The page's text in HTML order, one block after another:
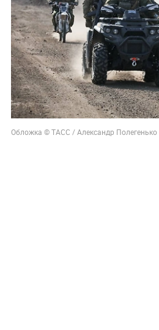
Обложка © ТАСС / Александр Полегенько